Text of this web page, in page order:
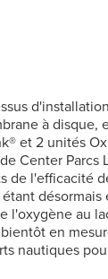
à disque,
et 2 unités
Center Parcs
de l'efficacité
désormais
l'oxygène au
en
nautiques